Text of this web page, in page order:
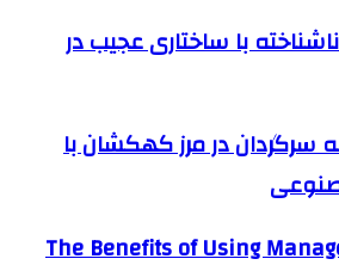
با ساختاری عجیب در
در مرز کهکشان با
The Benefits of Using